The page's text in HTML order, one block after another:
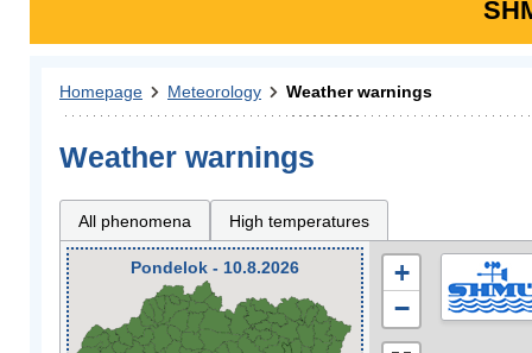
Homepage Meteorology Weather warnings
Weather warnings
All phenomena High temperatures
Pondelok - 10.8.2026
+
−